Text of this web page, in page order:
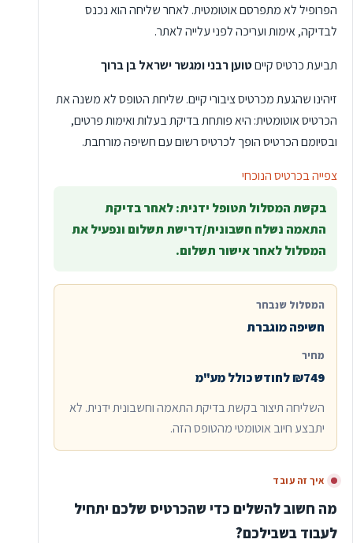
הפרופיל לא מתפרסם אוטומטית. לאחר שליחה הוא נכנס
לבדיקה, אימות ועריכה לפני עלייה לאתר.
תביעת כרטיס קייםטוען רבני ומגשר ישראל בן ברוך
זיהינו שהגעת מכרטיס ציבורי קיים. שליחת הטופס לא משנה את
הכרטיס אוטומטית: היא פותחת בדיקת בעלות ואימות פרטים,
ובסיומם הכרטיס הופך לכרטיס רשום עם חשיפה מורחבת.
צפייה בכרטיס הנוכחי
בקשת המסלול תטופל ידנית: לאחר בדיקת
התאמה נשלח חשבונית/דרישת תשלום ונפעיל את
המסלול לאחר אישור תשלום.
המסלול שנבחר
חשיפה מוגברת
מחיר
₪749 לחודש כולל מע"מ
השליחה תיצור בקשת בדיקת התאמה וחשבונית ידנית. לא
יתבצע חיוב אוטומטי מהטופס הזה.
איך זה עובד
מה חשוב להשלים כדי שהכרטיס שלכם יתחיל
לעבוד בשבילכם?